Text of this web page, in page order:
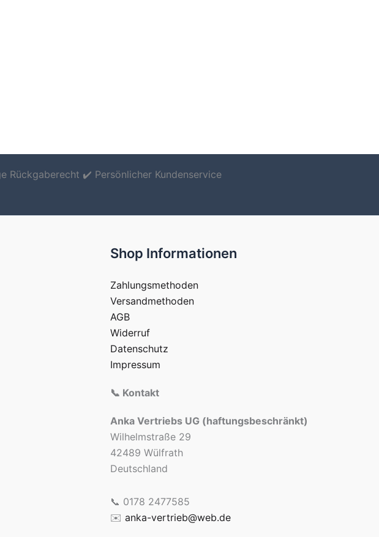
Rückgaberecht ✔️ Persönlicher Kundenservice
Shop Informationen
Zahlungsmethoden
Versandmethoden
AGB
Widerruf
Datenschutz
Impressum
📞 Kontakt
Anka Vertriebs UG (haftungsbeschränkt)
Wilhelmstraße 29
42489 Wülfrath
Deutschland
📞 0178 2477585
✉️anka-vertrieb@web.de